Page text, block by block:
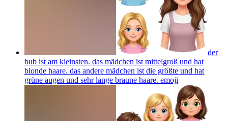
der
bub ist am kleinsten. das mädchen ist mittelgroß und hat
blonde haare. das andere mädchen ist die größte und hat
grüne augen und sehr lange braune haare. emoji